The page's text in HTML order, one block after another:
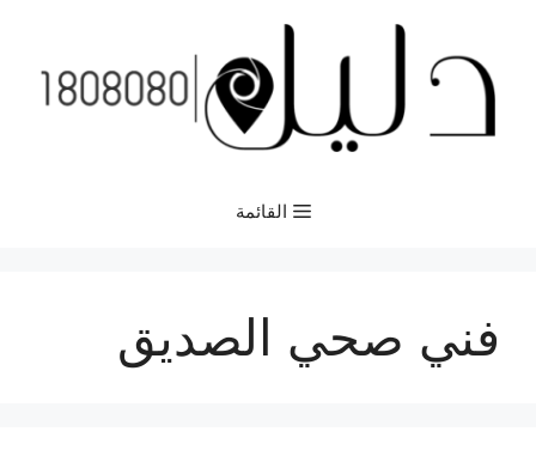
المحتوى
القائمة
فني صحي الصديق